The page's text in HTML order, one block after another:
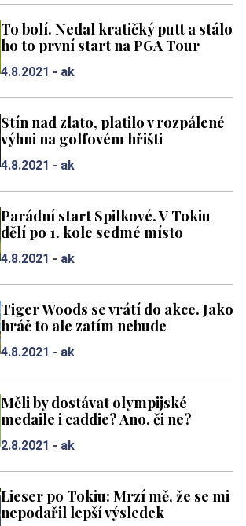
To bolí. Nedal kratičký putt a stálo
ho to první start na PGA Tour
4.8.2021 - ak
Stín nad zlato, platilo v rozpálené
výhni na golfovém hřišti
4.8.2021 - ak
Parádní start Spilkové. V Tokiu
dělí po 1. kole sedmé místo
4.8.2021 - ak
Tiger Woods se vrátí do akce. Jako
hráč to ale zatím nebude
4.8.2021 - ak
Měli by dostávat olympijské
medaile i caddie? Ano, či ne?
2.8.2021 - ak
Lieser po Tokiu: Mrzí mě, že se mi
nepodařil lepší výsledek